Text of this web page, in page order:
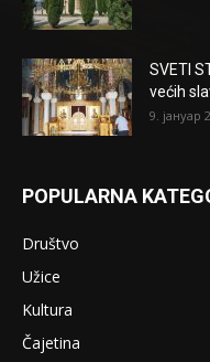
SVETI
većih
9. јануар
POPULARNA
Društvo
Užice
Kultura
Čajetina